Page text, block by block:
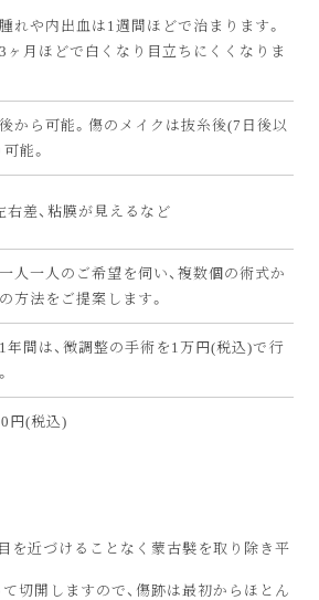
れや内出血は1週間ほどで治まります。
ヶ月ほどで白くなり目立ちにくくなりま
から可能。傷のメイクは抜糸後(7日後以
能。
右差、粘膜が見えるなど
人一人のご希望を伺い、複数個の術式か
方法をご提案します。
年間は、微調整の手術を1万円(税込)で行
円(税込)
を近づけることなく蒙古襞を取り除き平
切開しますので、傷跡は最初からほとん